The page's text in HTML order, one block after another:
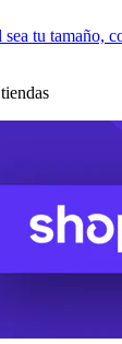
tu tamaño,